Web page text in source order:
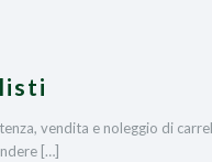
vendita e noleggio di
[…]